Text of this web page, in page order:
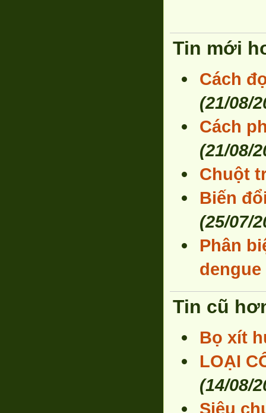
Tin mới
Cách
(21/08/
Cách
(21/08/
Chuột
Biến
(25/07/
Phân
Tin cũ
Bọ xít
LOẠI
(14/08/
Siêu